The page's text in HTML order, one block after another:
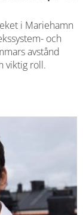
i Mariehamn
och
avstånd
viktig roll.